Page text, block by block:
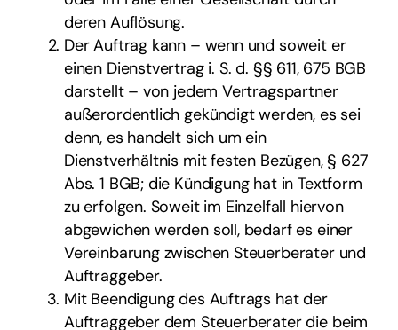
deren Auflösung.
Der Auftrag kann – wenn und soweit er
einen Dienstvertrag i. S. d. §§ 611, 675 BGB
darstellt – von jedem Vertragspartner
außerordentlich gekündigt werden, es sei
denn, es handelt sich um ein
Dienstverhältnis mit festen Bezügen, § 627
Abs. 1 BGB; die Kündigung hat in Textform
zu erfolgen. Soweit im Einzelfall hiervon
abgewichen werden soll, bedarf es einer
Vereinbarung zwischen Steuerberater und
Auftraggeber.
Mit Beendigung des Auftrags hat der
Auftraggeber dem Steuerberater die beim